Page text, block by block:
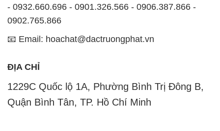
- 0932.660.696 - 0901.326.566 - 0906.387.866 -
0902.765.866
📧 Email: hoachat@dactruongphat.vn
ĐỊA CHỈ
1229C Quốc lộ 1A, Phường Bình Trị Đông B,
Quận Bình Tân, TP. Hồ Chí Minh